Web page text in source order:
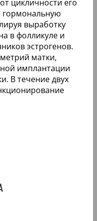
цикличности его
гормональную
выработку
в фолликуле и
эстрогенов.
матки,
имплантации
В течение двух